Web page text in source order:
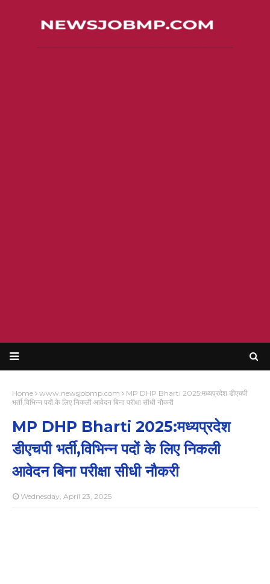
Home www.newsjobmp.com
MP DHP Bharti 2025:मध्यप्रदेश डीएचपी
भर्ती,विभिन्न पदों के लिए निकली आवेदन बिना परीक्षा सीधी नौकरी
MP DHP Bharti 2025:मध्यप्रदेश
डीएचपी भर्ती,विभिन्न पदों के लिए निकली
आवेदन बिना परीक्षा सीधी नौकरी
Wednesday, April 23, 2025